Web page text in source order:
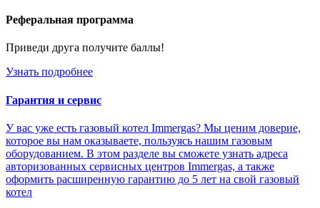
Реферальная программа
Приведи друга получите баллы!
Узнать подробнее
Гарантия и сервис
У вас уже есть газовый котел Immergas? Мы ценим доверие,
которое вы нам оказываете, пользуясь нашим газовым
оборудованием. В этом разделе вы сможете узнать адреса
авторизованных сервисных центров Immergas, а также
оформить расширенную гарантию до 5 лет на свой газовый
котел